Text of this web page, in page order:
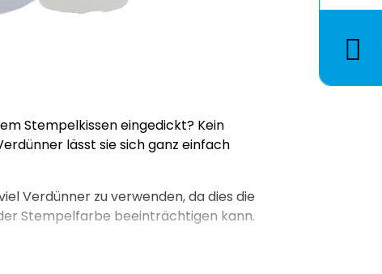
Stempelkissen eingedickt? Kein
lässt sie sich ganz einfach
Verdünner zu verwenden, da dies die
Stempelfarbe beeinträchtigen kann.